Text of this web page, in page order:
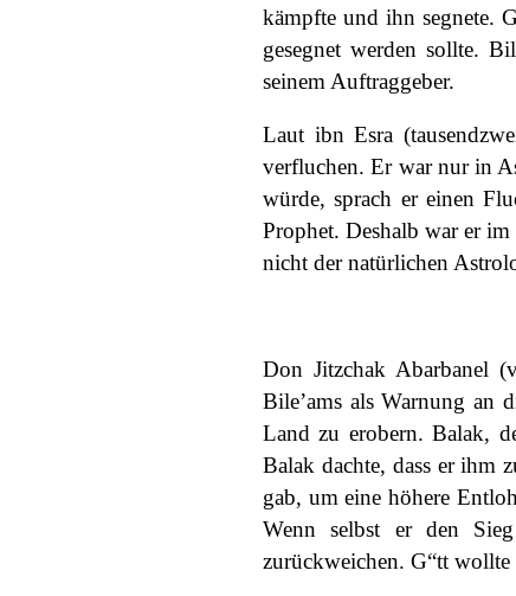
kämpfte und ihn segnete.
gesegnet werden sollte.
seinem Auftraggeber.
Laut ibn Esra
verfluchen. Er war nur in
würde, sprach er einen
Prophet. Deshalb war er
nicht der natürlichen
Don Jitzchak Abarbanel
Bile’ams als Warnung an
Land zu erobern. Balak,
Balak dachte, dass er ihm
gab, um eine höhere
Wenn selbst er den
zurückweichen. G“tt